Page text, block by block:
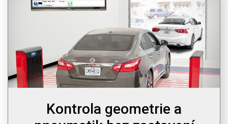
Kontrola geometrie a